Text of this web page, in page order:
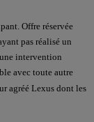
Offre réservée
pas réalisé un
intervention
avec toute autre
agréé Lexus dont les